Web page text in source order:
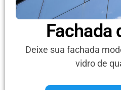
Fachada
Deixe sua fachada
vidro de